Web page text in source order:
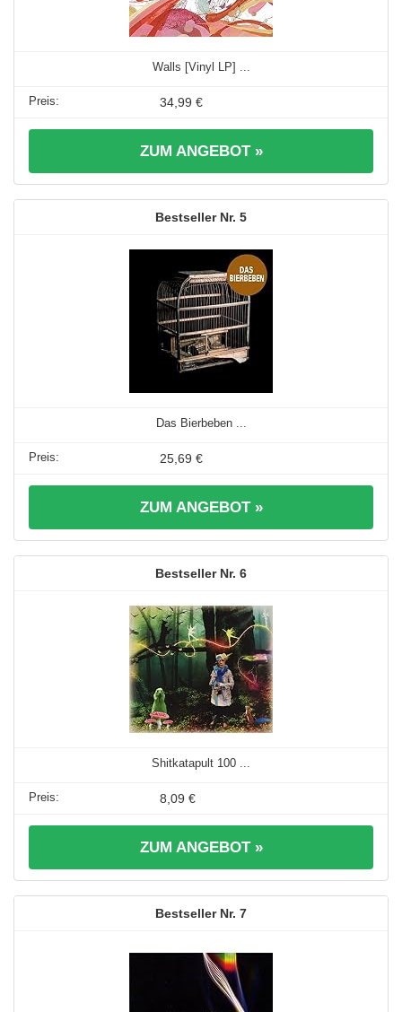
Walls [Vinyl LP] ...
34,99 €
ZUM ANGEBOT »
5
Das Bierbeben ...
25,69 €
ZUM ANGEBOT »
6
Shitkatapult 100 ...
8,09 €
ZUM ANGEBOT »
7